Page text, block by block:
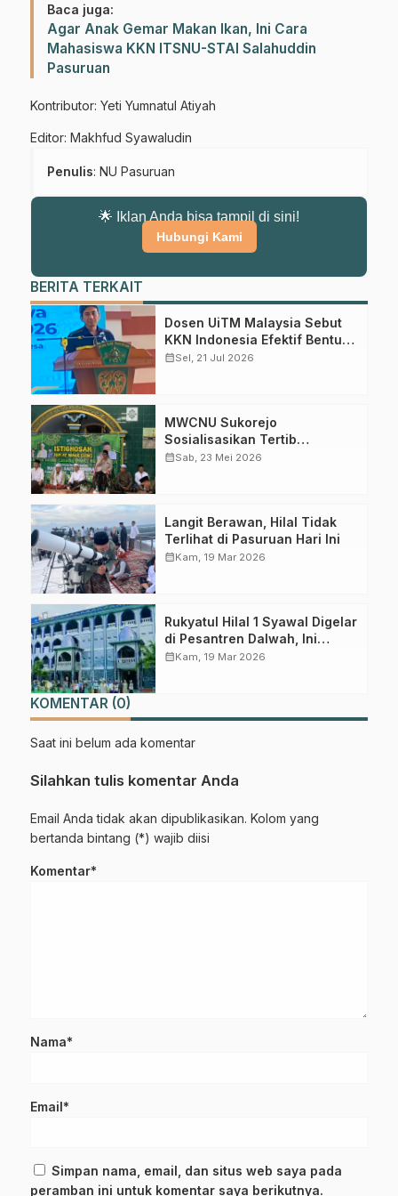
Gabung Channel WhatsApp NU
Pasuruan
Dapatkan info kegiatan, kajian, dan berita terbaru langsung dari
sumber resmi NU Pasuruan.
Baca juga:
Agar Anak Gemar Makan Ikan, Ini Cara
Mahasiswa KKN ITSNU-STAI Salahuddin
Pasuruan
Kontributor: Yeti Yumnatul Atiyah
Editor: Makhfud Syawaludin
Penulis: NU Pasuruan
🌟 Iklan Anda bisa tampil di sini!
Hubungi Kami
BERITA TERKAIT
Dosen UiTM Malaysia Sebut
KKN Indonesia Efektif Bentuk
Karakter Mahasiswa
calendar_monthSel, 21 Jul 2026
MWCNU Sukorejo
Sosialisasikan Tertib
Administrasi dalam Istighotsah
calendar_monthSab, 23 Mei 2026
Langit Berawan, Hilal Tidak
Terlihat di Pasuruan Hari Ini
calendar_monthKam, 19 Mar 2026
Rukyatul Hilal 1 Syawal Digelar
di Pesantren Dalwah, Ini
Prediksi LFNU Pasuruan
calendar_monthKam, 19 Mar 2026
KOMENTAR (0)
Saat ini belum ada komentar
Silahkan tulis komentar Anda
Email Anda tidak akan dipublikasikan. Kolom yang
bertanda bintang (*) wajib diisi
Komentar*
Nama*
Email*
Simpan nama, email, dan situs web saya pada
peramban ini untuk komentar saya berikutnya.